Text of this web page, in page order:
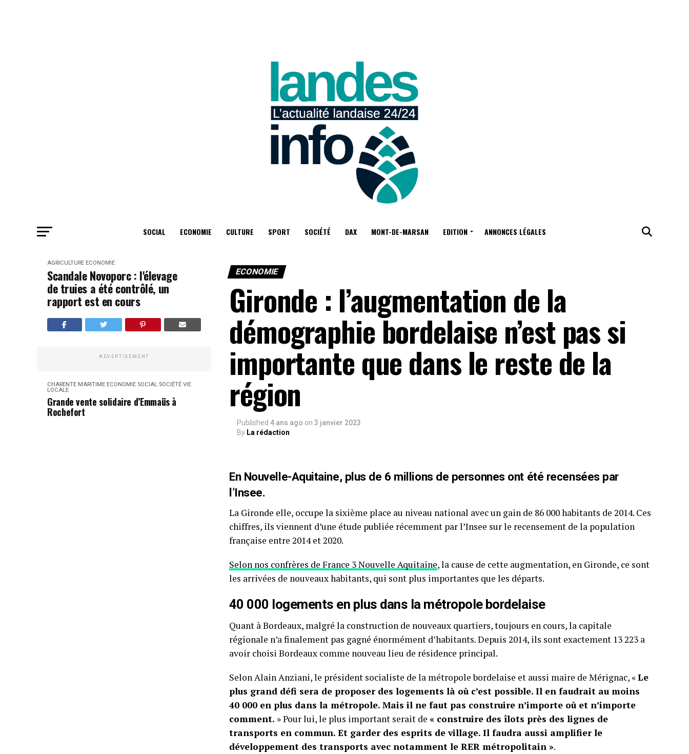
SOCIAL ECONOMIE CULTURE SPORT SOCIÉTÉ DAX MONT-DE-MARSAN EDITION ANNONCES LÉGALES
AGRICULTURE ECONOMIE
Scandale Novoporc : l'élevage
de truies a été contrôlé, un
rapport est en cours
ADVERTISEMENT
CHARENTE MARITIME ECONOMIE SOCIAL SOCIÉTÉ VIE
LOCALE
Grande vente solidaire d’Emmaüs à
Rochefort
ECONOMIE
Gironde : l’augmentation de la
démographie bordelaise n’est pas si
importante que dans le reste de la
région
Published 4 ans ago on 3 janvier 2023
By La rédaction
En Nouvelle-Aquitaine, plus de 6 millions de personnes ont été recensées par
l’Insee.
La Gironde elle, occupe la sixième place au niveau national avec un gain de 86 000 habitants de 2014. Ces
chiffres, ils viennent d’une étude publiée récemment par l’Insee sur le recensement de la population
française entre 2014 et 2020.
Selon nos confrères de France 3 Nouvelle Aquitaine, la cause de cette augmentation, en Gironde, ce sont
les arrivées de nouveaux habitants, qui sont plus importantes que les départs.
40 000 logements en plus dans la métropole bordelaise
Quant à Bordeaux, malgré la construction de nouveaux quartiers, toujours en cours, la capitale
régionale n’a finalement pas gagné énormément d’habitants. Depuis 2014, ils sont exactement 13 223 a
avoir choisi Bordeaux comme nouveau lieu de résidence principal.
Selon Alain Anziani, le président socialiste de la métropole bordelaise et aussi maire de Mérignac, «Le
plus grand défi sera de proposer des logements là où c’est possible. Il en faudrait au moins
40 000 en plus dans la métropole. Mais il ne faut pas construire n’importe où et n’importe
comment. » Pour lui, le plus important serait de « construire des îlots près des lignes de
transports en commun. Et garder des esprits de village. Il faudra aussi amplifier le
développement des transports avec notamment le RER métropolitain ».